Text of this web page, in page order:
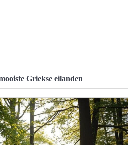
Griekse eilanden